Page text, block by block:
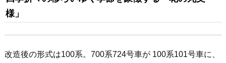
様」
改造後の形式は100系。700系724号車が 100系101号車に、